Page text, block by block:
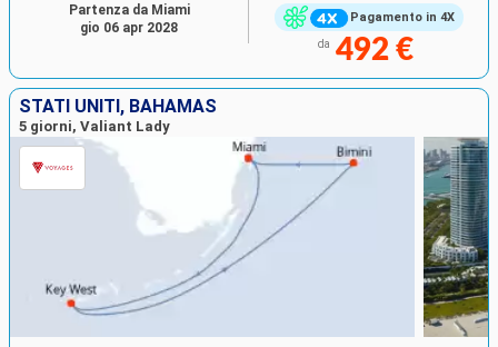
Pagamento in 4X
da 492 €
Partenza da Miami
gio 06 apr 2028
STATI UNITI, BAHAMAS
5 giorni, Valiant Lady